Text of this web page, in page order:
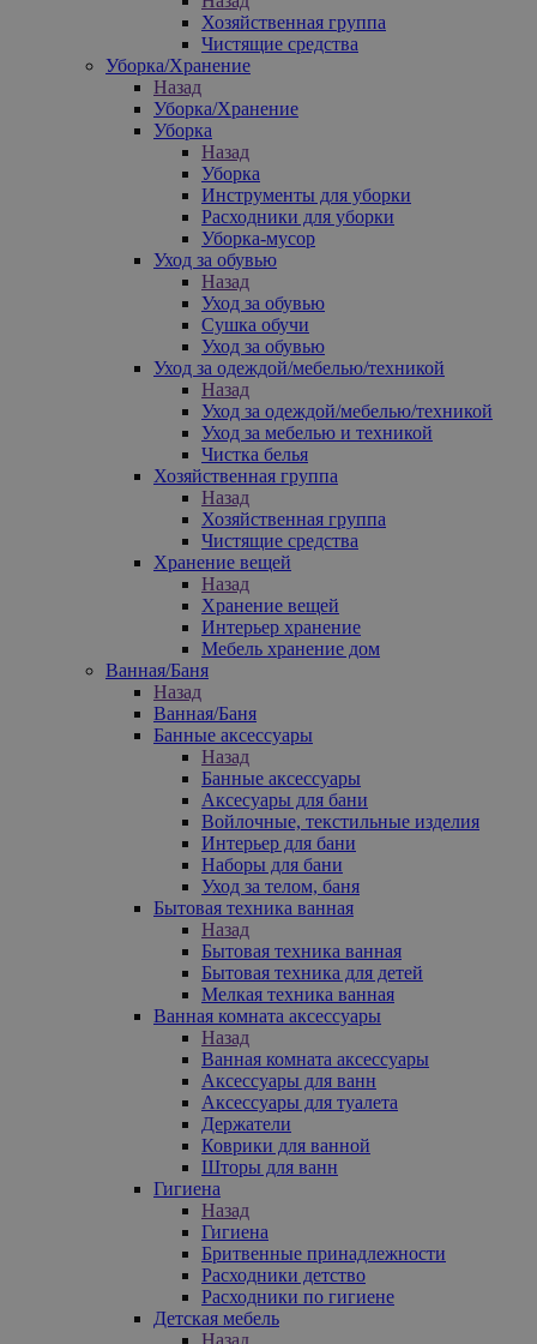
Хозяйственная группа
Чистящие средства
Уборка/Хранение
Назад
Уборка/Хранение
Уборка
Назад
Уборка
Инструменты для уборки
Расходники для уборки
Уборка-мусор
Уход за обувью
Назад
Уход за обувью
Сушка обучи
Уход за обувью
Уход за одеждой/мебелью/техникой
Назад
Уход за одеждой/мебелью/техникой
Уход за мебелью и техникой
Чистка белья
Хозяйственная группа
Назад
Хозяйственная группа
Чистящие средства
Хранение вещей
Назад
Хранение вещей
Интерьер хранение
Мебель хранение дом
Ванная/Баня
Назад
Ванная/Баня
Банные аксессуары
Назад
Банные аксессуары
Аксесуары для бани
Войлочные, текстильные изделия
Интерьер для бани
Наборы для бани
Уход за телом, баня
Бытовая техника ванная
Назад
Бытовая техника ванная
Бытовая техника для детей
Мелкая техника ванная
Ванная комната аксессуары
Назад
Ванная комната аксессуары
Аксессуары для ванн
Аксессуары для туалета
Держатели
Коврики для ванной
Шторы для ванн
Гигиена
Назад
Гигиена
Бритвенные принадлежности
Расходники детство
Расходники по гигиене
Детская мебель
Назад